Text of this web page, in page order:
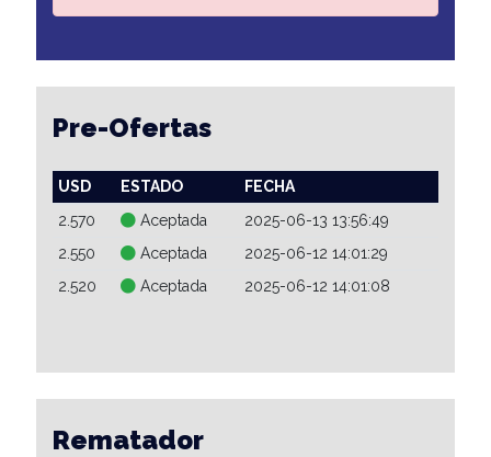
Pre-Ofertas
USD ESTADO
FECHA
2.570
Aceptada
2025-06-13 13:56:49
2.550
Aceptada
2025-06-12 14:01:29
2.520
Aceptada 2025-06-12 14:01:08
Rematador